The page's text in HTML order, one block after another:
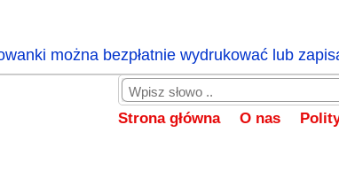
można bezpłatnie wydrukować lub
Strona główna O nas